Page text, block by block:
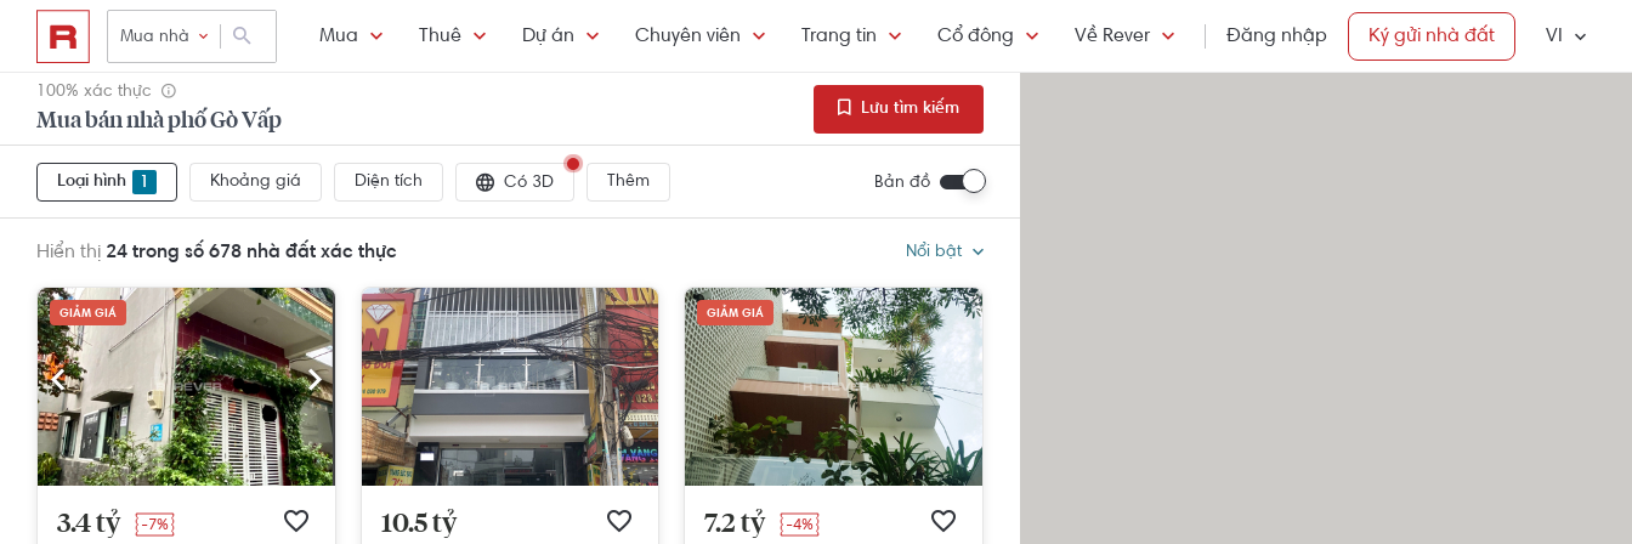
Mua nhà Mua Thuê Dự án Chuyên viên Trang tin Cổ đông Về Rever Đăng nhập Ký gửi nhà đất VI
100% xác thực
Mua bán nhà phố Gò Vấp
Lưu tìm kiếm
Loại hình Khoảng giá Diện tích Có 3D Thêm Bản đồ
Hiển thị 24 trong số 678 nhà đất xác thực Nổi bật
GIẢM GIÁ
3.4 tỷ -7% 10.5 tỷ
GIẢM GIÁ
7.2 tỷ -4%